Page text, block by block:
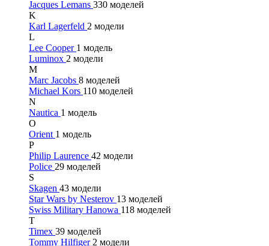
Jacques Lemans 330 моделей
K
Karl Lagerfeld 2 модели
L
Lee Cooper 1 модель
Luminox 2 модели
M
Marc Jacobs 8 моделей
Michael Kors 110 моделей
N
Nautica 1 модель
O
Orient 1 модель
P
Philip Laurence 42 модели
Police 29 моделей
S
Skagen 43 модели
Star Wars by Nesterov 13 моделей
Swiss Military Hanowa 118 моделей
T
Timex 39 моделей
Tommy Hilfiger 2 модели